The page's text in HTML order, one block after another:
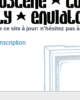
ce site à jour: n'hésitez pas à